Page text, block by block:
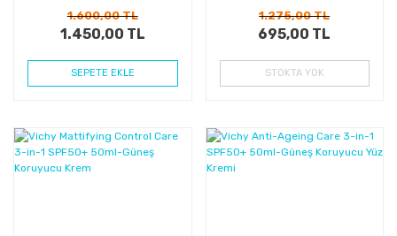
1.600,00 TL
1.450,00 TL
SEPETE EKLE
1.275,00 TL
695,00 TL
STOKTA YOK
Kazanç
Kazanç